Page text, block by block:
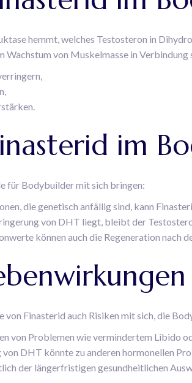
hemmt, welches Testosteron in
Wachstum von Muskelmasse in
im
für Bodybuilder mit sich bringen:
die genetisch anfällig sind, kann
von DHT liegt, bleibt der
können auch die Regeneration nach
Finasterid auch Risiken mit sich, die
von Problemen wie vermindertem Libido
von DHT könnte zu anderen hormonellen
der längerfristigen gesundheitlichen